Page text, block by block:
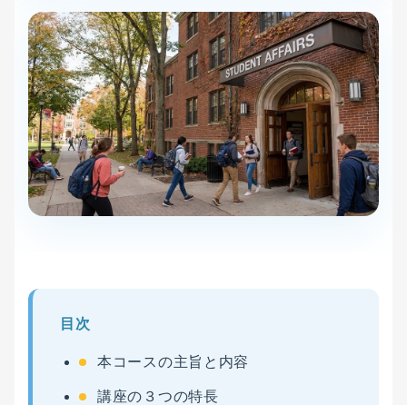
目次
本コースの主旨と内容
講座の３つの特長